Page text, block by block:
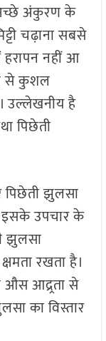
अंकुरण के
चढ़ाना सबसे
नहीं आ
से कुशल
उल्लेखनीय है
पिछेती
झुलसा
इसके उपचार के
झुलसा
रखता है।
आद्र्रता से
का विस्तार